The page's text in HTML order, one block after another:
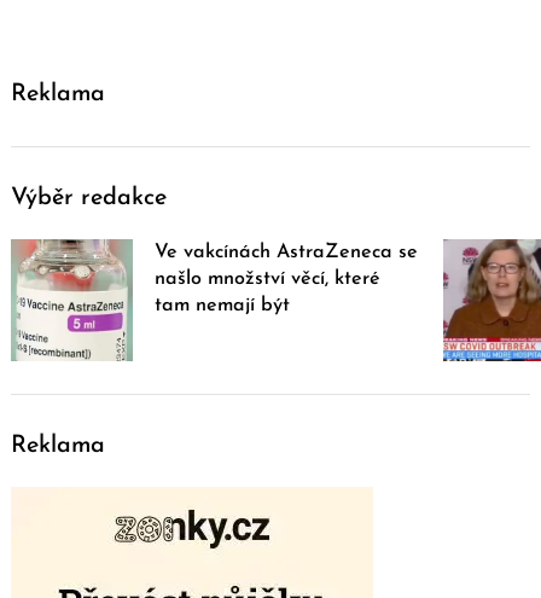
Reklama
Výběr redakce
Ve vakcínách AstraZeneca se
našlo množství věcí, které
tam nemají být
Reklama